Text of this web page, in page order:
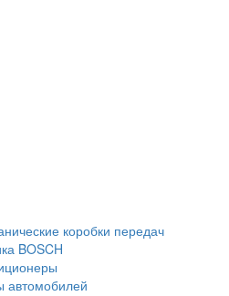
коробки передач
BOSCH
автомобилей